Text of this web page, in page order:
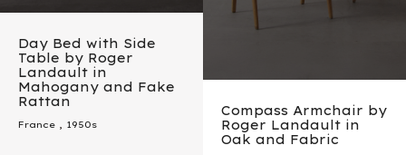
Day Bed with Side
Table by Roger
Landault in
Mahogany and Fake
Rattan
France , 1950s
Compass Armchair by
Roger Landault in
Oak and Fabric